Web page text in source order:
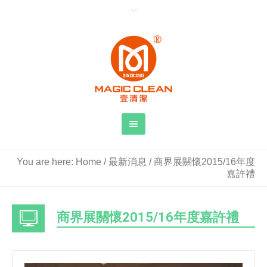
You are here: Home /最新消息 /商界展關懷2015/16年度
嘉許禮
商界展關懷2015/16年度嘉許禮